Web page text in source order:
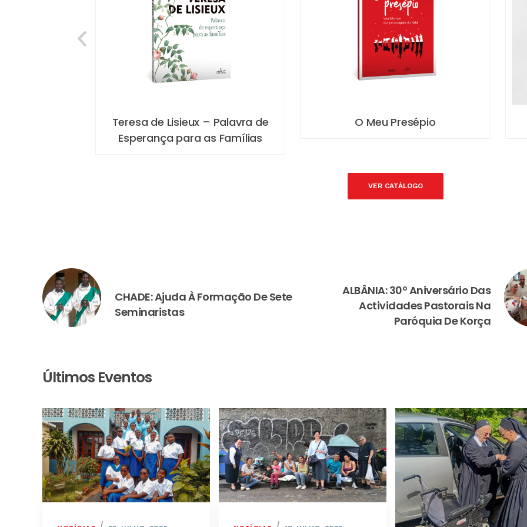
O Meu Presépio À Procura da Paz
VER CATÁLOGO
CHADE: Ajuda À Formação De Sete
Seminaristas
ALBÂNIA: 30º Aniversário Das
Actividades Pastorais Na
Paróquia De Korça
Últimos Eventos